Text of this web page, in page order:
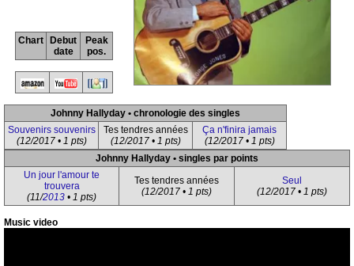
Chart
Debut
date
Peak
pos.
Johnny Hallyday • chronologie des singles
Souvenirs souvenirs
(12/2017 • 1 pts)
Tes tendres années
(12/2017 • 1 pts)
Ça n'finira jamais
(12/2017 • 1 pts)
Johnny Hallyday • singles par points
Un jour l'amour te
trouvera
(11/2013 • 1 pts)
Tes tendres années
(12/2017 • 1 pts)
Seul
(12/2017 • 1 pts)
Music video